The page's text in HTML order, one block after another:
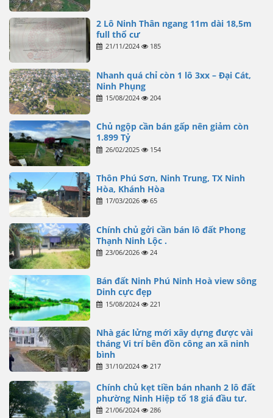
2 Lô Ninh Thân ngang 11m dài 18,5m
full thổ cư
21/11/2024 185
Nhanh quá chỉ còn 1 lô 3xx – Đại Cát,
Ninh Phụng
15/08/2024 204
Chủ ngộp cần bán gấp nên giảm còn
1.899 Tỷ
26/02/2025 154
Thôn Phú Sơn, Ninh Trung, TX Ninh
Hòa, Khánh Hòa
17/03/2026 65
Chính chủ gởi cần bán lô đất Phong
Thạnh Ninh Lộc .
23/06/2026 24
Bán đất Ninh Phú Ninh Hoà view sông
Dinh cực đẹp
15/08/2024 221
Nhà gác lửng mới xây dựng được vài
tháng Vi trí bên đồn công an xã ninh
bình
31/10/2024 217
Chính chủ kẹt tiền bán nhanh 2 lô đất
phường Ninh Hiệp tổ 18 giá đầu tư.
21/06/2024 286